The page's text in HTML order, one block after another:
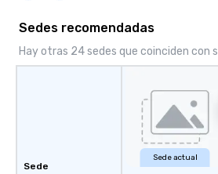
Sedes recomendadas
Hay otras 24 sedes que coinciden con
Sede
Sede actual